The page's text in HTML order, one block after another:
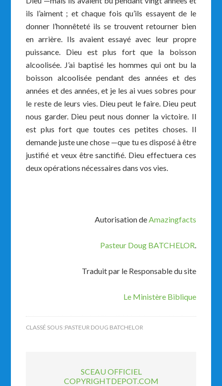
ils l’aiment ; et chaque fois qu’ils essayent de le
donner l’honnêteté ils se trouvent retourner bien
en arrière. Ils avaient essayé avec leur propre
puissance. Dieu est plus fort que la boisson
alcoolisée. J’ai baptisé les hommes qui ont bu la
boisson alcoolisée pendant des années et des
années et des années, et je les ai vues sobres pour
le reste de leurs vies. Dieu peut le faire. Dieu peut
nous garder. Dieu peut nous donner la victoire. Il
est plus fort que toutes ces petites choses. Il
demande juste une chose —que tu es disposé à être
justifié et veux être sanctifié. Dieu effectuera ces
deux opérations nécessaires dans vos vies.
Autorisation deAmazingfacts
Pasteur Doug BATCHELOR.
Traduit par le Responsable du site
Le Ministère Biblique
CLASSÉ SOUS :PASTEUR DOUG BATCHELOR
SCEAU OFFICIEL
COPYRIGHTDEPOT.COM